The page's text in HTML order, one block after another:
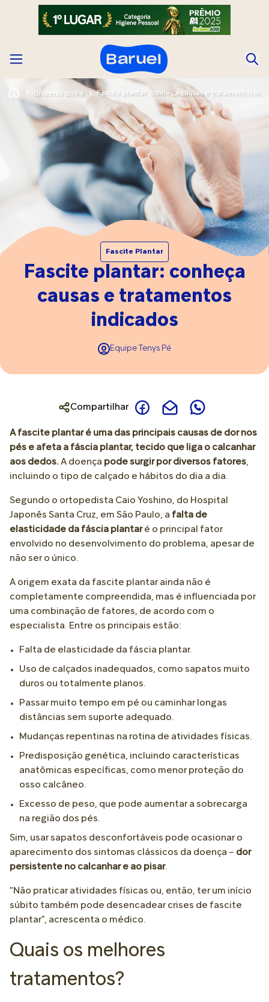
Universo do Pé
Fascite Plantar
Fascite plantar: conheça
causas e tratamentos
indicados
Equipe Tenys Pé
Compartilhar
A fascite plantar é uma das principais causas de dor nos
pés e afeta a fáscia plantar, tecido que liga o calcanhar
aos dedos. A doença pode surgir por diversos fatores,
incluindo o tipo de calçado e hábitos do dia a dia.
Segundo o ortopedista Caio Yoshino, do Hospital
Japonês Santa Cruz, em São Paulo, a falta de
elasticidade da fáscia plantaré o principal fator
envolvido no desenvolvimento do problema, apesar de
não ser o único.
A origem exata da fascite plantar ainda não é
completamente compreendida, mas é influenciada por
uma combinação de fatores, de acordo com o
especialista. Entre os principais estão:
Falta de elasticidade da fáscia plantar.
Uso de calçados inadequados, como sapatos muito
duros ou totalmente planos.
Passar muito tempo em pé ou caminhar longas
distâncias sem suporte adequado.
Mudanças repentinas na rotina de atividades físicas.
Predisposição genética, incluindo características
anatômicas específicas, como menor proteção do
osso calcâneo.
Excesso de peso, que pode aumentar a sobrecarga
na região dos pés.
Sim, usar sapatos desconfortáveis pode ocasionar o
aparecimento dos sintomas clássicos da doença – dor
persistente no calcanhar e ao pisar.
“Não praticar atividades físicas ou, então, ter um início
súbito também pode desencadear crises de fascite
plantar”, acrescenta o médico.
Quais os melhores
tratamentos?